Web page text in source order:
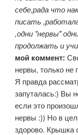
себе,рада что
писать
,одни "нервы"
продолжать и
мой коммент:
нервы, только не
Я правда
запуталась:) Вы
если это
нервы :)) Но в
здорово. Крышка